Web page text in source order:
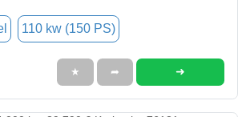
110 kw (150 PS)
★ ➦ ➜